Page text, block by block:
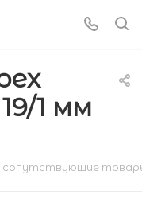
1 мм
сопутствующие